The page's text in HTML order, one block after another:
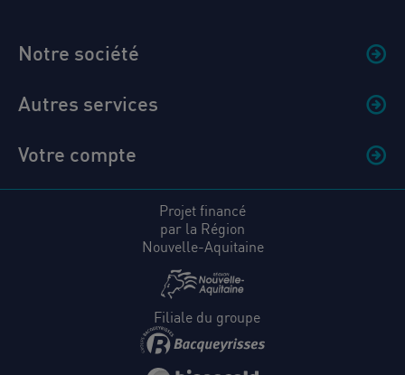
Notre société
Autres services
Votre compte
Projet financé
par la Région
Nouvelle-Aquitaine
Filiale du groupe